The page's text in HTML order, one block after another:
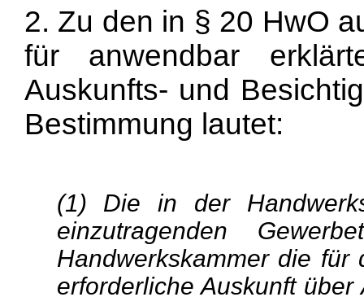
2. Zu den in § 20 HwO
für anwendbar
Auskunfts- und
Bestimmung lautet:
(1) Die in der
einzutragenden
Handwerkskammer die
erforderliche Auskunft